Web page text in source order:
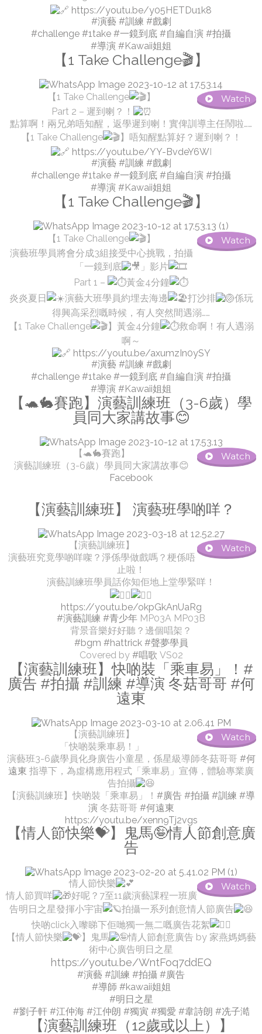
https://youtu.be/y05HETDu1k8
#演藝 #訓練 #戲劇
#challenge #1take #一鏡到底 #自編自演 #拍攝
#導演 #Kawaii姐姐
【1 Take Challenge🎬】
Watch
【1 Take Challenge
】
Part 2 – 遲到喇？！
點算啊！兩兄弟唔知醒，返學遲到喇！實俾訓導主任鬧啦……
【1 Take Challenge
】唔知醒點算好？遲到喇？！
https://youtu.be/YY-BvdeY6WI
#演藝 #訓練 #戲劇
#challenge #1take #一鏡到底 #自編自演 #拍攝
#導演 #Kawaii姐姐
【1 Take Challenge🎬】
Watch
【1 Take Challenge
】
演藝班學員將會分成3組接受中心挑戰，拍攝
「一鏡到底
」影片
Part 1 –
黃金4分鐘
炎炎夏日
演藝大班學員約埋去海邊 打沙排
係玩
得興高采烈嘅時候，有人突然間遇溺……
【1 Take Challenge
】黃金4分鐘
救命啊！有人遇溺
啊～
https://youtu.be/axumzIn0ySY
#演藝 #訓練 #戲劇
#challenge #1take #一鏡到底 #自編自演 #拍攝
#導演 #Kawaii姐姐
【🐢🐇賽跑】演藝訓練班（3-6歲）學
員同大家講故事😊
Watch
【🐢🐇賽跑】
演藝訓練班（3-6歲）學員同大家講故事😊
Facebook
【演藝訓練班】 演藝班學啲咩？
Watch
【演藝訓練班】
演藝班究竟學啲咩㗎？淨係學做戲嗎？梗係唔
止啦！
演藝訓練班學員話你知佢地上堂學緊咩！
https://youtu.be/okpGkAnUaRg
#演藝訓練 #青少年 MP03A MP03B
背景音樂好好聽？邊個唱架？
#bgm #hattrick #聲夢學員
Covered by #唱歌 VS02
【演藝訓練班】快啲裝「乘車易」！#
廣告 #拍攝 #訓練 #導演 冬菇哥哥 #何
遠東
Watch
【演藝訓練班】
「快啲裝乘車易！」
演藝班3-6歲學員化身廣告小童星，係星級導師冬菇哥哥 #何
遠東 指導下，為虛構應用程式「乘車易」宣傳，體驗專業廣
告拍攝
【演藝訓練班】快啲裝「乘車易」！ #廣告 #拍攝 #訓練 #導
演 冬菇哥哥 #何遠東
https://youtu.be/xenn9Tj2vgs
【情人節快樂💝】鬼馬🤪情人節創意廣
告
Watch
情人節快樂
情人節買咩
好呢？7至11歲演藝課程一班廣
告明日之星發揮小宇宙
拍攝一系列創意情人節廣告
快啲click入嚟睇下佢哋獨一無二嘅廣告花絮
【情人節快樂
】鬼馬
情人節創意廣告 by 家燕媽媽藝
術中心廣告明日之星
https://youtu.be/WntFoq7ddEQ
#演藝 #訓練 #拍攝 #廣告
#導師 #kawaii姐姐
#明日之星
#劉子軒 #江仲海 #江仲朗 #獨寅 #獨愛 #韋詩朗 #冼子澔
【演藝訓練班（12歲或以上）】